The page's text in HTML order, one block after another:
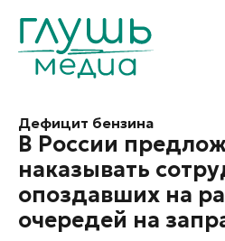
Дефицит бензина
В России
наказывать
опоздавших на
очередей на